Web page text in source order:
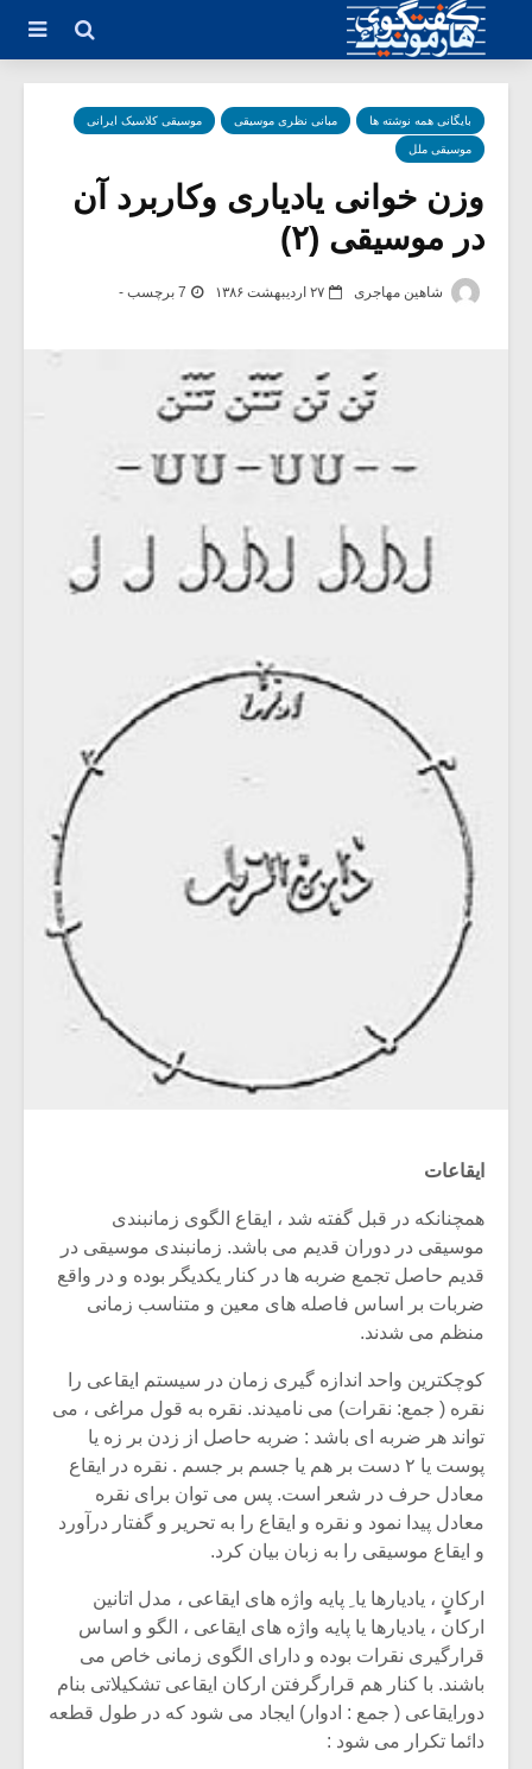
بایگانی همه نوشته ها مبانی نظری موسیقی موسیقی کلاسیک ایرانی
موسیقی ملل
وزن خوانی یادیاری وکاربرد آن
در موسیقی (۲)
شاهین مهاجری ۲۷ اردیبهشت ۱۳۸۶ 7 برچسب -
ایقاعات
همچنانکه در قبل گفته شد ، ایقاع الگوی زمانبندی
موسیقی در دوران قدیم می باشد. زمانبندی موسیقی در
قدیم حاصل تجمع ضربه ها در کنار یکدیگر بوده و در واقع
ضربات بر اساس فاصله های معین و متناسب زمانی
منظم می شدند.
کوچکترین واحد اندازه گیری زمان در سیستم ایقاعی را
نقره ( جمع: نقرات) می نامیدند. نقره به قول مراغی ، می
تواند هر ضربه ای باشد : ضربه حاصل از زدن بر زه یا
پوست یا ۲ دست بر هم یا جسم بر جسم . نقره در ایقاع
معادل حرف در شعر است. پس می توان برای نقره
معادل پیدا نمود و نقره و ایقاع را به تحریر و گفتار درآورد
و ایقاع موسیقی را به زبان بیان کرد.
ارکانٍٍٍ ، یادیارها یا ِ پایه واژه های ایقاعی ، مدل اتانین
ارکان ، یادیارها یا پایه واژه های ایقاعی ، الگو و اساس
قرارگیری نقرات بوده و دارای الگوی زمانی خاص می
باشند. با کنار هم قرارگرفتن ارکان ایقاعی تشکیلاتی بنام
دورایقاعی ( جمع : ادوار) ایجاد می شود که در طول قطعه
دائما تکرار می شود :
میکلوش روژا
یادداشتی بر موسیقی
شیش و نیم»
اگر نمی توانی
مشهورترین باشی،
بدنام ترین باش
موسیقی